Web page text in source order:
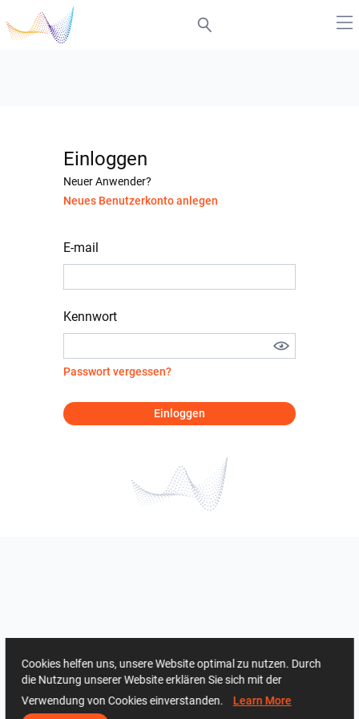
Einloggen
Neuer Anwender?
Neues Benutzerkonto anlegen
E-mail
Kennwort
Passwort vergessen?
Einloggen
Cookies helfen uns, unsere Website optimal zu nutzen. Durch
die Nutzung unserer Website erklären Sie sich mit der
Verwendung von Cookies einverstanden. Learn More